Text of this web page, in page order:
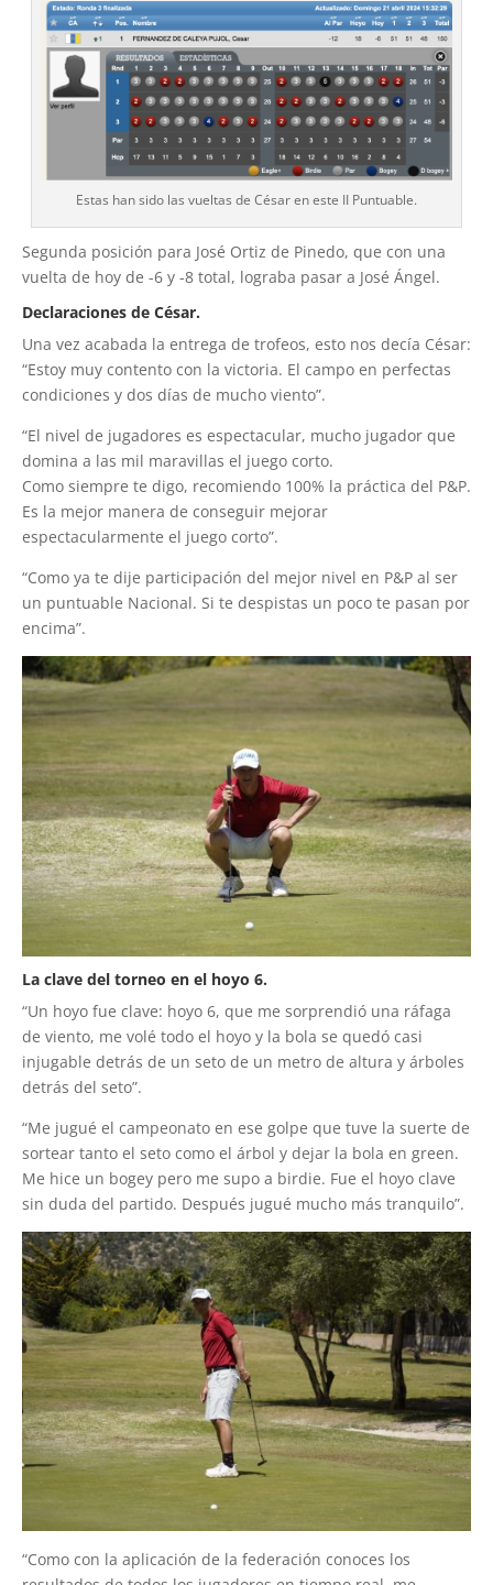
Estas han sido las vueltas de César en este II Puntuable.
Segunda posición para José Ortiz de Pinedo, que con una
vuelta de hoy de -6 y -8 total, lograba pasar a José Ángel.
Declaraciones de César.
Una vez acabada la entrega de trofeos, esto nos decía César:
“Estoy muy contento con la victoria. El campo en perfectas
condiciones y dos días de mucho viento”.
“El nivel de jugadores es espectacular, mucho jugador que
domina a las mil maravillas el juego corto.
Como siempre te digo, recomiendo 100% la práctica del P&P.
Es la mejor manera de conseguir mejorar
espectacularmente el juego corto”.
“Como ya te dije participación del mejor nivel en P&P al ser
un puntuable Nacional. Si te despistas un poco te pasan por
encima”.
La clave del torneo en el hoyo 6.
“Un hoyo fue clave: hoyo 6, que me sorprendió una ráfaga
de viento, me volé todo el hoyo y la bola se quedó casi
injugable detrás de un seto de un metro de altura y árboles
detrás del seto”.
“Me jugué el campeonato en ese golpe que tuve la suerte de
sortear tanto el seto como el árbol y dejar la bola en green.
Me hice un bogey pero me supo a birdie. Fue el hoyo clave
sin duda del partido. Después jugué mucho más tranquilo”.
“Como con la aplicación de la federación conoces los